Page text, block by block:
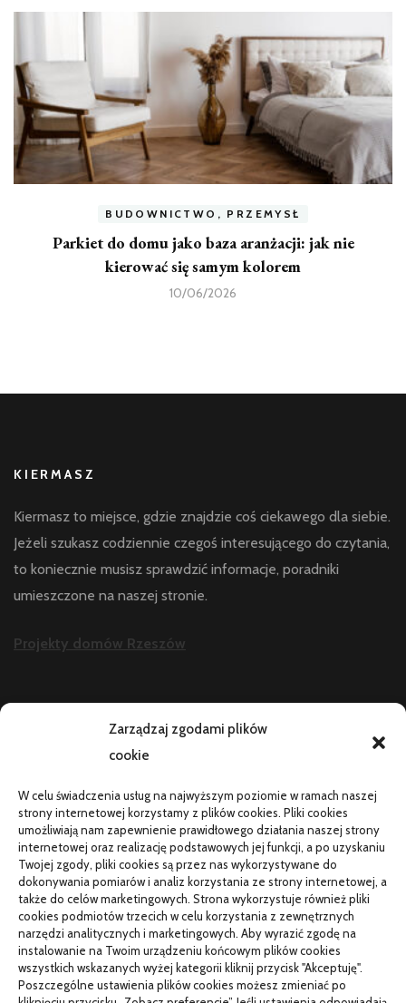
Zarządzaj zgodami plików
cookie
W celu świadczenia usług na najwyższym poziomie w ramach naszej
strony internetowej korzystamy z plików cookies. Pliki cookies
umożliwiają nam zapewnienie prawidłowego działania naszej strony
internetowej oraz realizację podstawowych jej funkcji, a po uzyskaniu
Twojej zgody, pliki cookies są przez nas wykorzystywane do
dokonywania pomiarów i analiz korzystania ze strony internetowej, a
także do celów marketingowych. Strona wykorzystuje również pliki
cookies podmiotów trzecich w celu korzystania z zewnętrznych
narzędzi analitycznych i marketingowych. Aby wyrazić zgodę na
instalowanie na Twoim urządzeniu końcowym plików cookies
wszystkich wskazanych wyżej kategorii kliknij przycisk "Akceptuję".
Poszczególne ustawienia plików cookies możesz zmieniać po
BUDOWNICTWO, PRZEMYSŁ
Parkiet do domu jako baza aranżacji: jak nie
kierować się samym kolorem
10/06/2026
KIERMASZ
Kiermasz to miejsce, gdzie znajdzie coś ciekawego dla siebie.
Jeżeli szukasz codziennie czegoś interesującego do czytania,
to koniecznie musisz sprawdzić informacje, poradniki
umieszczone na naszej stronie.
Projekty domów Rzeszów
Telefon zawiesza się i wyłącza pod obciążeniem:
PR od podstaw w małej firmie: nauka i wdrożenie
Termin do specjalisty za kilka miesięcy: co robić
Porządkowanie faktur kosztowych przed wdrożeniem KSeF
TO SIĘ CZYTA
Gorąca oraz poetyczna Hiszpania z kamperem – gdzie
pojechać na wczasy z bliskimi?